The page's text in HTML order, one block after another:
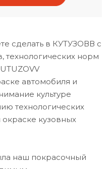
сделать в КУТУЗОВВ с
технологических норм
автомобиля и
культуре
технологических
кузовных
наш покрасочный